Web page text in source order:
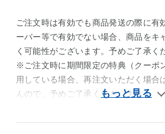
ご注文時は有効でも商品発送の際に有
ーバー等で有効でない場合、商品をキ
く可能性がございます。予めご了承く
※ご注文時に期間限定の特典（クーポ
用している場合、再注文いただく場合
んので、予めご了承くださいませ。